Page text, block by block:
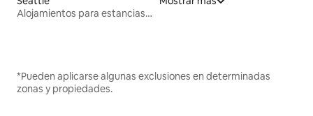
Alojamientos para estancias largas
*Pueden aplicarse algunas exclusiones en determinadas
zonas y propiedades.